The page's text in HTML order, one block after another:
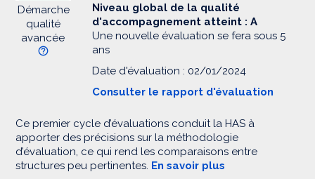
Démarche
qualité
avancée
Niveau global de la qualité
d'accompagnement atteint : A
Une nouvelle évaluation se fera sous 5
ans
Date d'évaluation : 02/01/2024
Consulter le rapport d'évaluation
Ce premier cycle d’évaluations conduit la HAS à
apporter des précisions sur la méthodologie
d’évaluation, ce qui rend les comparaisons entre
structures peu pertinentes. En savoir plus